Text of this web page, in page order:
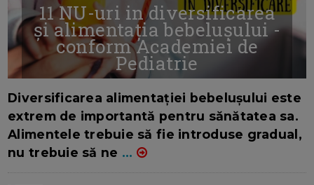
11 NU-uri in diversificarea
și alimentația bebelușului -
conform Academiei de
Pediatrie
Diversificarea alimentației bebelușului este
extrem de importantă pentru sănătatea sa.
Alimentele trebuie să fie introduse gradual,
nu trebuie să ne ...